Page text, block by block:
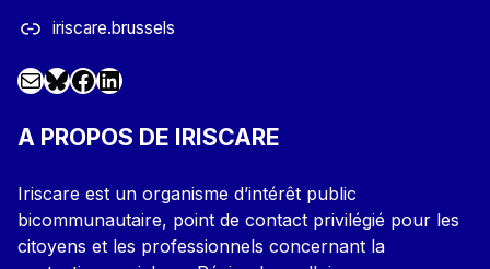
iriscare.brussels
Mail
@iriscare.bsky.social Facebook LinkedIn
A PROPOS DE IRISCARE
Iriscare est un organisme d’intérêt public
bicommunautaire, point de contact privilégié pour les
citoyens et les professionnels concernant la